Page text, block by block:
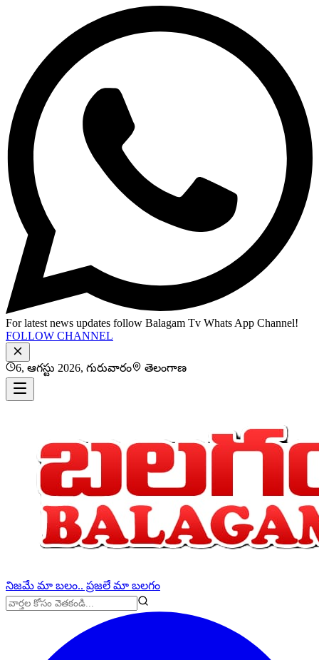
For latest news updates follow Balagam Tv Whats App Channel!
FOLLOW CHANNEL
6, ఆగస్టు 2026, గురువారం తెలంగాణ
నిజమే మా బలం.. ప్రజలే మా బలగం